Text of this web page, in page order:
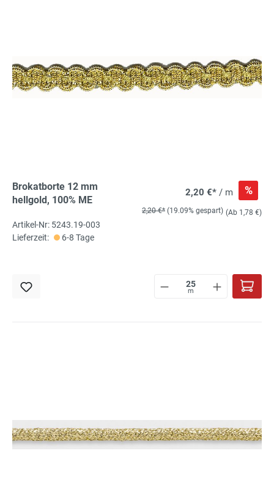
Brokatborte 12 mm
hellgold, 100% ME
2,20 €* / m %
2,20 €* (19.09% gespart) (Ab 1,78 €)
Artikel-Nr: 5243.19-003
Lieferzeit:
6-8 Tage
m